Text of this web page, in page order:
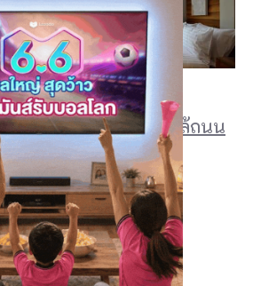
2026 สวย ๆ ริมโขง ใกล้ถนน
นไม้สุดอบอุ่น